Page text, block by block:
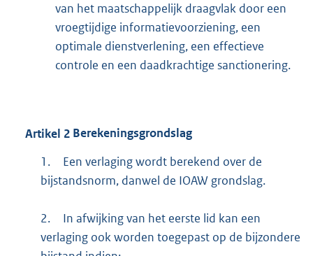
van het maatschappelijk draagvlak door een
vroegtijdige informatievoorziening, een
optimale dienstverlening, een effectieve
controle en een daadkrachtige sanctionering.
Artikel 2 Berekeningsgrondslag
1.
Een verlaging wordt berekend over de
bijstandsnorm, danwel de IOAW grondslag.
2.
In afwijking van het eerste lid kan een
verlaging ook worden toegepast op de bijzondere